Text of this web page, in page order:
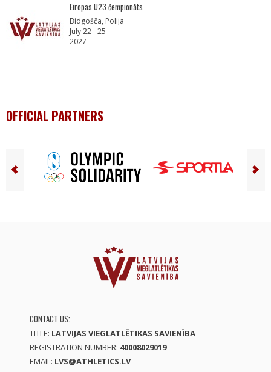
Eiropas U23 čempionāts
Bidgošča, Polija
July 22 - 25
2027
OFFICIAL PARTNERS
CONTACT US:
TITLE: LATVIJAS VIEGLATLĒTIKAS SAVIENĪBA
REGISTRATION NUMBER: 40008029019
EMAIL: LVS@ATHLETICS.LV